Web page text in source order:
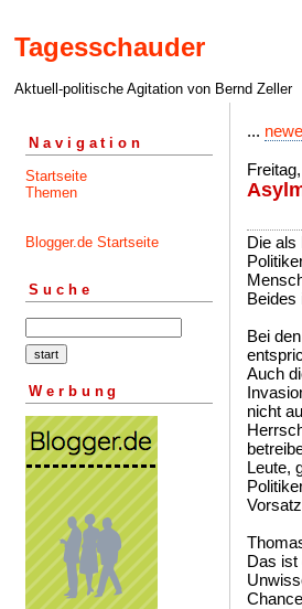
Tagesschauder
Aktuell-politische Agitation von Bernd Zeller
Navigation
Startseite
Themen
Blogger.de Startseite
Suche
Werbung
...
Die als
Beides
Bei
Auch
nicht
Leute,
Das ist